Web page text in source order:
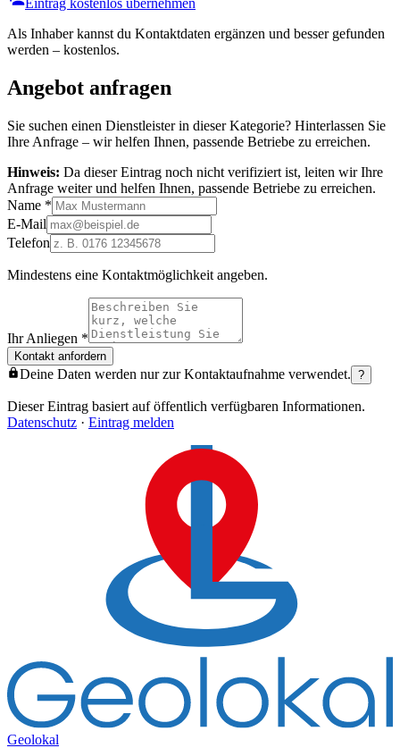
Eintrag kostenlos übernehmen
Als Inhaber kannst du Kontaktdaten ergänzen und besser gefunden
werden – kostenlos.
Angebot anfragen
Sie suchen einen Dienstleister in dieser Kategorie? Hinterlassen Sie
Ihre Anfrage – wir helfen Ihnen, passende Betriebe zu erreichen.
Hinweis: Da dieser Eintrag noch nicht verifiziert ist, leiten wir Ihre
Anfrage weiter und helfen Ihnen, passende Betriebe zu erreichen.
Name *
E-Mail
Telefon
Mindestens eine Kontaktmöglichkeit angeben.
Ihr Anliegen *
Kontakt anfordern
Deine Daten werden nur zur Kontaktaufnahme verwendet. ?
Dieser Eintrag basiert auf öffentlich verfügbaren Informationen.
Datenschutz · Eintrag melden
Geolokal